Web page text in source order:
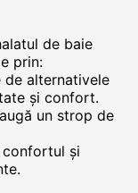
de baie
prin:
de alternativele
și confort.
un strop de
confortul și